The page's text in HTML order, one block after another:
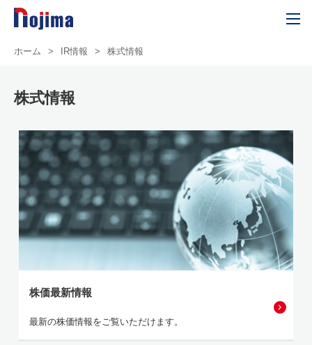
ホーム > IR情報 > 株式情報
株式情報
株価最新情報
最新の株価情報をご覧いただけます。